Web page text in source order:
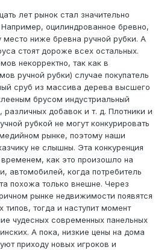
лет рынок стал значительно
оцилиндрованное бревно,
ниже бревна ручной рубки. А
стоят дороже всех остальных.
некорректно, так как в
ручной рубки) случае покупатель
сруб из массива дерева высшего
брусом индустриальный
различных добавок и т. д. Плотники и
рубкой не могут конкурировать
рынке, поэтому наши
не слышны. Эта конкуренция
как это произошло на
автомобилей, когда потребитель
похожа только внешне. Через
рынке недвижимости появятся
тогда и наступит момент
чудесных современных панельных
А пока, низкие цены на дома
приходу новых игроков и